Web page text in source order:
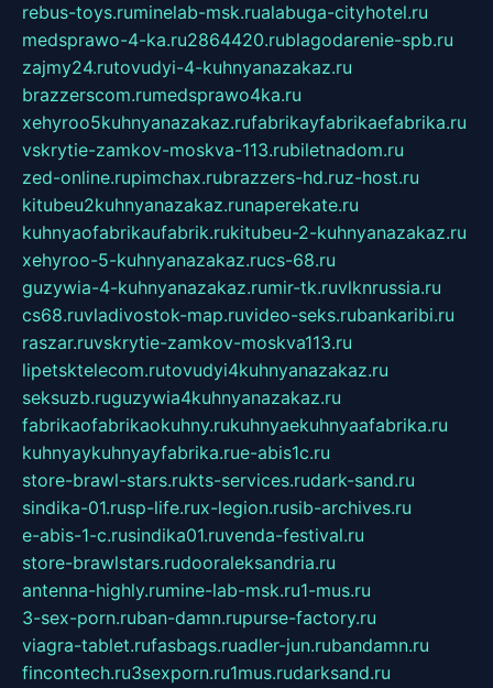
rebus-toys.ruminelab-msk.rualabuga-cityhotel.ru
medsprawo-4-ka.ru2864420.rublagodarenie-spb.ru
zajmy24.rutovudyi-4-kuhnyanazakaz.ru
brazzerscom.rumedsprawo4ka.ru
xehyroo5kuhnyanazakaz.rufabrikayfabrikaefabrika.ru
vskrytie-zamkov-moskva-113.rubiletnadom.ru
zed-online.rupimchax.rubrazzers-hd.ruz-host.ru
kitubeu2kuhnyanazakaz.runaperekate.ru
kuhnyaofabrikaufabrik.rukitubeu-2-kuhnyanazakaz.ru
xehyroo-5-kuhnyanazakaz.rucs-68.ru
guzywia-4-kuhnyanazakaz.rumir-tk.ruvlknrussia.ru
cs68.ruvladivostok-map.ruvideo-seks.rubankaribi.ru
raszar.ruvskrytie-zamkov-moskva113.ru
lipetsktelecom.rutovudyi4kuhnyanazakaz.ru
seksuzb.ruguzywia4kuhnyanazakaz.ru
fabrikaofabrikaokuhny.rukuhnyaekuhnyaafabrika.ru
kuhnyaykuhnyayfabrika.rue-abis1c.ru
store-brawl-stars.rukts-services.rudark-sand.ru
sindika-01.rusp-life.rux-legion.rusib-archives.ru
e-abis-1-c.rusindika01.ruvenda-festival.ru
store-brawlstars.rudooraleksandria.ru
antenna-highly.rumine-lab-msk.ru1-mus.ru
3-sex-porn.ruban-damn.rupurse-factory.ru
viagra-tablet.rufasbags.ruadler-jun.rubandamn.ru
fincontech.ru3sexporn.ru1mus.rudarksand.ru